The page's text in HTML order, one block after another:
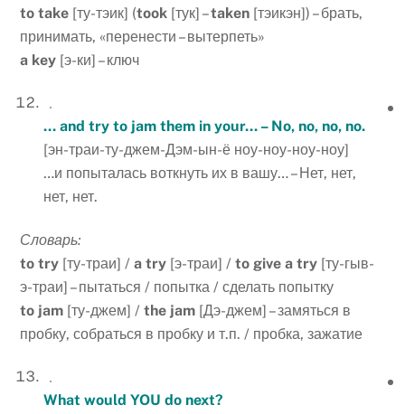
to take [ту-тэик] (took [тук] –taken [тэикэн]) – брать,
принимать, «перенести – вытерпеть»
a key [э-ки] – ключ
… and try to jam them in your… – No, no, no, no.
[эн-траи-ту-джем-Дэм-ын-ё ноу-ноу-ноу-ноу]
…и попыталась воткнуть их в вашу… – Нет, нет,
нет, нет.
Словарь:
to try [ту-траи] /a try [э-траи] /to give a try [ту-гыв-
э-траи] – пытаться / попытка / сделать попытку
to jam [ту-джем] /the jam [Дэ-джем] – замяться в
пробку, собраться в пробку и т.п. / пробка, зажатие
What would YOU do next?